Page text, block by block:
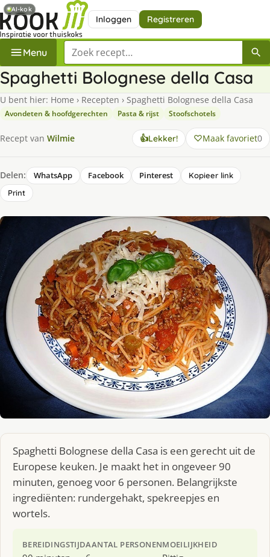
Inloggen Registreren
Menu Zoek een recept
Spaghetti Bolognese della Casa
U bent hier: Home › Recepten › Spaghetti Bolognese della Casa
Avondeten & hoofdgerechten Pasta & rijst Stoofschotels
Recept van Wilmie 👍Lekker! Maak favoriet0
Delen: WhatsApp Facebook Pinterest
Kopieer link
Print
Spaghetti Bolognese della Casa is een gerecht uit de
Europese keuken. Je maakt het in ongeveer 90
minuten, genoeg voor 6 personen. Belangrijkste
ingrediënten: rundergehakt, spekreepjes en
wortels.
BEREIDINGSTIJDAANTAL PERSONENMOEILIJKHEID
AI-kok